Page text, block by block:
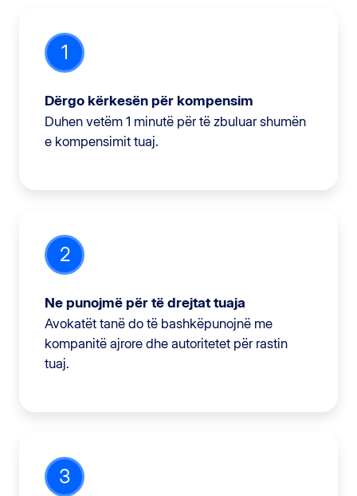
1
Dërgo kërkesën për kompensim
Duhen vetëm 1 minutë për të zbuluar shumën
e kompensimit tuaj.
2
Ne punojmë për të drejtat tuaja
Avokatët tanë do të bashkëpunojnë me
kompanitë ajrore dhe autoritetet për rastin
tuaj.
3